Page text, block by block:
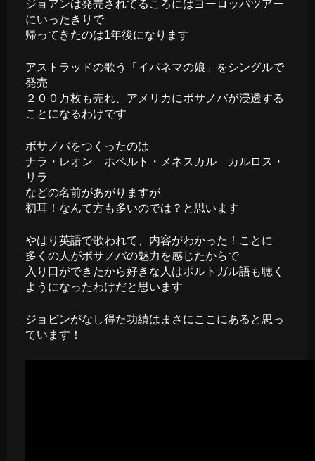
ジョアンは発売されてるころにはヨーロッパツアー
にいったきりで
帰ってきたのは1年後になります
アストラッドの歌う「イパネマの娘」をシングルで
発売
２００万枚も売れ、アメリカにボサノバが浸透する
ことになるわけです
ボサノバをつくったのは
ナラ・レオン ホベルト・メネスカル カルロス・
リラ
などの名前があがりますが
初耳！なんて方も多いのでは？と思います
やはり英語で歌われて、内容がわかった！ことに
多くの人がボサノバの魅力を感じたからで
入り口ができたから好きな人はポルトガル語も聴く
ようになったわけだと思います
ジョビンがなし得た功績はまさにここにあると思っ
ています！